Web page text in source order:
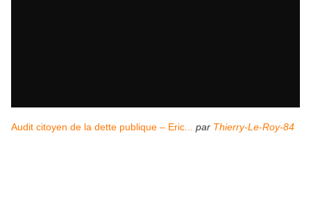
Audit citoyen de la dette publique – Eric... par Thierry-Le-Roy-84